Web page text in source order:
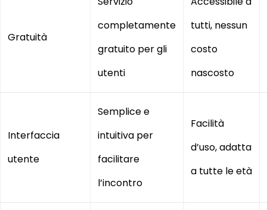
Gratuità
completamente
gratuito per gli
utenti
tutti, nessun
costo
nascosto
Interfaccia
utente
Semplice e
intuitiva per
facilitare
l’incontro
Facilità
d’uso, adatta
a tutte le età